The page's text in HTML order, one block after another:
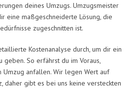
deines Umzugs. Umzugsmeister
eine maßgeschneiderte Lösung, die
zugeschnitten ist.
Kostenanalyse durch, um dir ein
geben. So erfährst du im Voraus,
Umzug anfallen. Wir legen Wert auf
daher gibt es bei uns keine versteckten